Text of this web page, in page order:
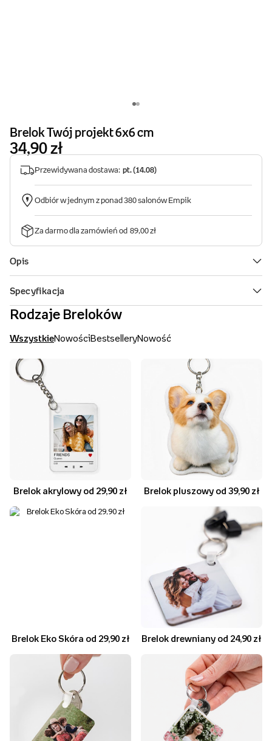
Rodzaje Breloków
WszystkieNowościBestselleryNowość
Brelok akrylowy od 29,90 zł Brelok pluszowy od 39,90 zł
Brelok Eko Skóra od 29,90 zł Brelok drewniany od 24,90 zł